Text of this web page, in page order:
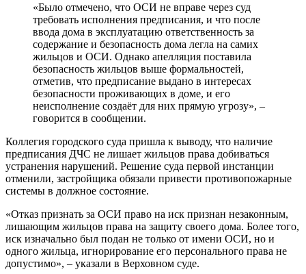
«Было отмечено, что ОСИ не вправе через суд
требовать исполнения предписания, и что после
ввода дома в эксплуатацию ответственность за
содержание и безопасность дома легла на самих
жильцов и ОСИ. Однако апелляция поставила
безопасность жильцов выше формальностей,
отметив, что предписание выдано в интересах
безопасности проживающих в доме, и его
неисполнение создаёт для них прямую угрозу», –
говорится в сообщении.
Коллегия городского суда пришла к выводу, что наличие
предписания ДЧС не лишает жильцов права добиваться
устранения нарушений. Решение суда первой инстанции
отменили, застройщика обязали привести противопожарные
системы в должное состояние.
«Отказ признать за ОСИ право на иск признан незаконным,
лишающим жильцов права на защиту своего дома. Более того,
иск изначально был подан не только от имени ОСИ, но и
одного жильца, игнорирование его персонального права не
допустимо», – указали в Верховном суде.